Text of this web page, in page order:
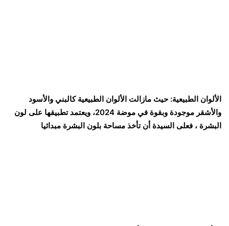
الألوان الطبيعية: حيث مازالت الألوان الطبيعية كالبني والأسود
والأشقر موجودة وبقوة في موضة 2024، ويعتمد تطبيقها على لون
البشرة ، فعلى السيدة أن تأخذ مساحة بلون البشرة مبدائيا